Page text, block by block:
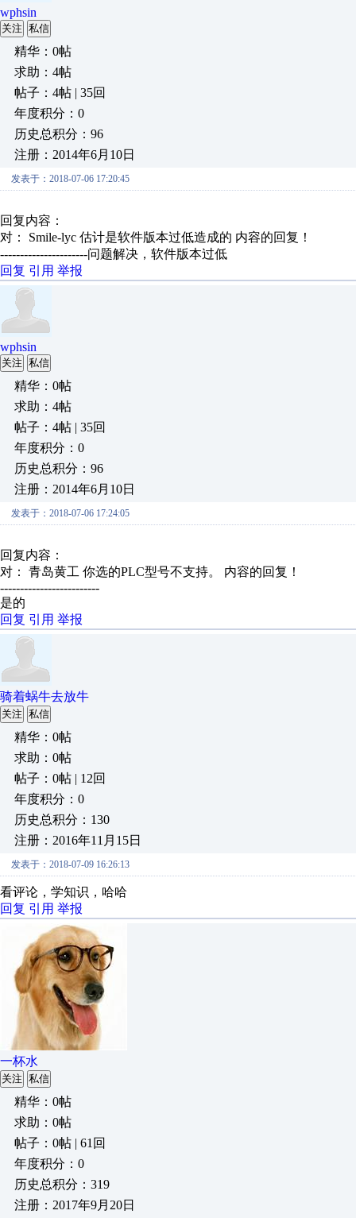
wphsin
关注 私信
精华：0帖
求助：4帖
帖子：4帖 | 35回
年度积分：0
历史总积分：96
注册：2014年6月10日
发表于：2018-07-06 17:20:45
回复内容：
对： Smile-lyc 估计是软件版本过低造成的 内容的回复！
----------------------问题解决，软件版本过低
回复 引用 举报
wphsin
关注 私信
精华：0帖
求助：4帖
帖子：4帖 | 35回
年度积分：0
历史总积分：96
注册：2014年6月10日
发表于：2018-07-06 17:24:05
回复内容：
对： 青岛黄工 你选的PLC型号不支持。 内容的回复！
-------------------------
是的
回复 引用 举报
骑着蜗牛去放牛
关注 私信
精华：0帖
求助：0帖
帖子：0帖 | 12回
年度积分：0
历史总积分：130
注册：2016年11月15日
发表于：2018-07-09 16:26:13
看评论，学知识，哈哈
回复 引用 举报
一杯水
关注 私信
精华：0帖
求助：0帖
帖子：0帖 | 61回
年度积分：0
历史总积分：319
注册：2017年9月20日